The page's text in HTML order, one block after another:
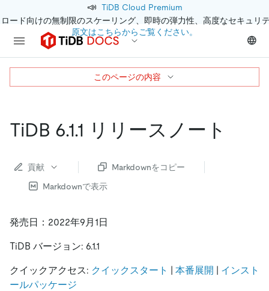
📣 TiDB Cloud Premium
ード向けの無制限のスケーリング、即時の弾力性、高度なセキュリ
原文はこちらからご覧ください。
TiDB 6.1.1 リリースノート
貢献
Markdownをコピー
Markdownで表示
発売日：2022年9月1日
TiDB バージョン: 6.1.1
クイックアクセス: クイックスタート | 本番展開 | インスト
ールパッケージ
このページの内容